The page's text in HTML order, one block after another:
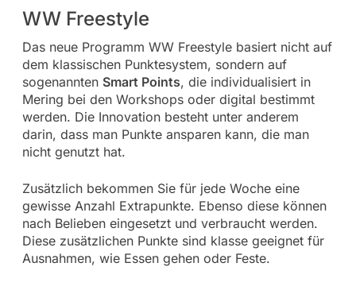
WW Freestyle
Das neue Programm WW Freestyle basiert nicht auf
dem klassischen Punktesystem, sondern auf
sogenannten Smart Points, die individualisiert in
Mering bei den Workshops oder digital bestimmt
werden. Die Innovation besteht unter anderem
darin, dass man Punkte ansparen kann, die man
nicht genutzt hat.
Zusätzlich bekommen Sie für jede Woche eine
gewisse Anzahl Extrapunkte. Ebenso diese können
nach Belieben eingesetzt und verbraucht werden.
Diese zusätzlichen Punkte sind klasse geeignet für
Ausnahmen, wie Essen gehen oder Feste.